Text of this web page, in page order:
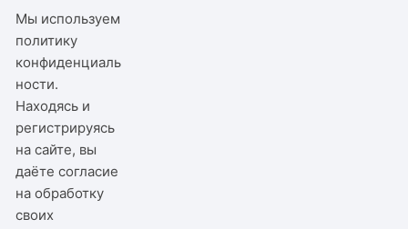
Мы используем
политику
конфиденциаль
ности.
Находясь и
регистрируясь
на сайте, вы
даёте согласие
на обработку
своих